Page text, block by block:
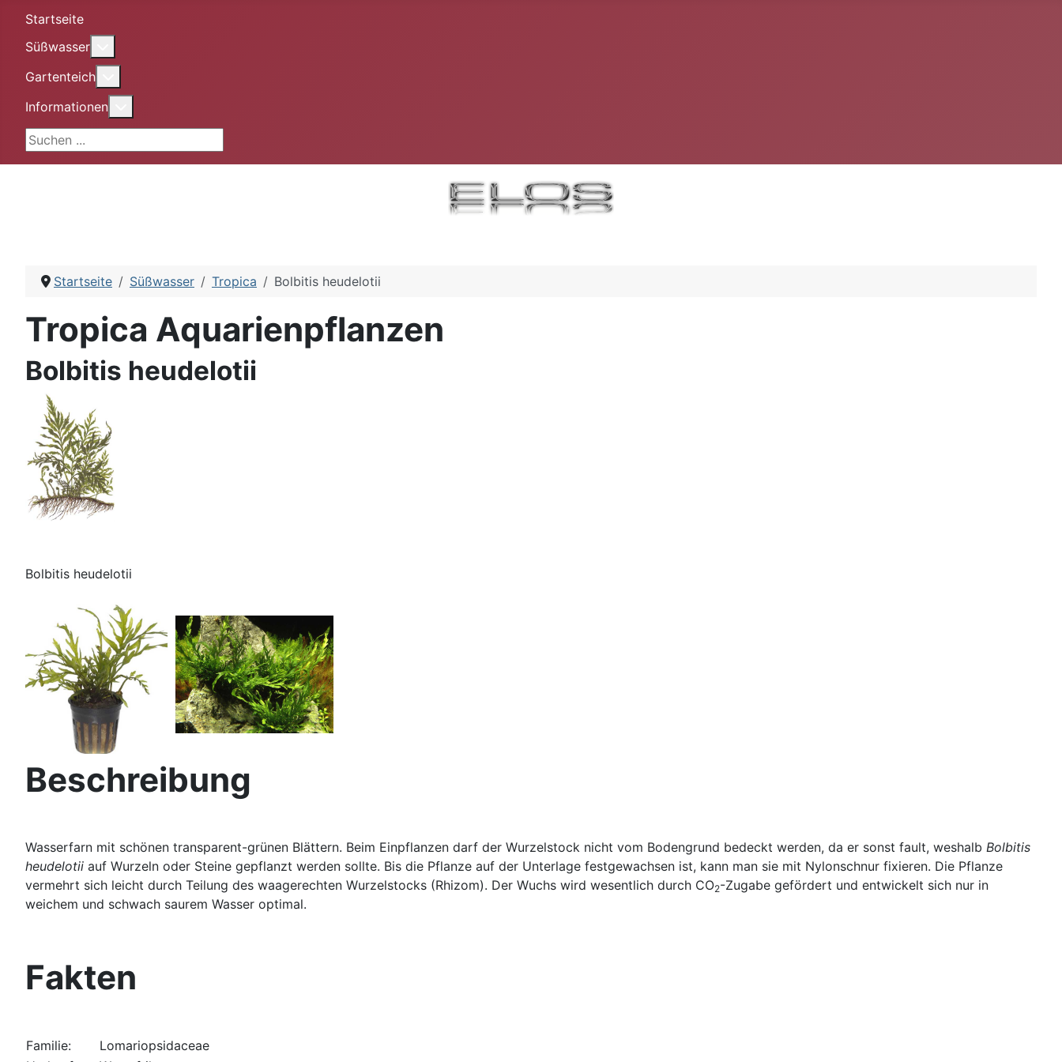
Startseite
Süßwasser
Gartenteich
Informationen
Suchen ...
Startseite Süßwasser Tropica Bolbitis heudelotii
Tropica Aquarienpflanzen
Bolbitis heudelotii
Bolbitis heudelotii
Beschreibung
Wasserfarn mit schönen transparent-grünen Blättern. Beim Einpflanzen darf der Wurzelstock nicht vom Bodengrund bedeckt werden, da er sonst fault, weshalb Bolbitis
heudelotii auf Wurzeln oder Steine gepflanzt werden sollte. Bis die Pflanze auf der Unterlage festgewachsen ist, kann man sie mit Nylonschnur fixieren. Die Pflanze
vermehrt sich leicht durch Teilung des waagerechten Wurzelstocks (Rhizom). Der Wuchs wird wesentlich durch CO2-Zugabe gefördert und entwickelt sich nur in
weichem und schwach saurem Wasser optimal.
Fakten
Familie:
Lomariopsidaceae